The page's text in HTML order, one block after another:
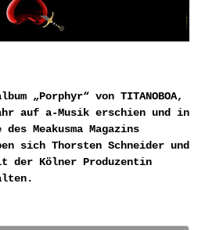
„Porphyr“ von TITANOBOA,
auf a-Musik erschien und in
Meakusma Magazins
sich Thorsten Schneider und
der Kölner Produzentin